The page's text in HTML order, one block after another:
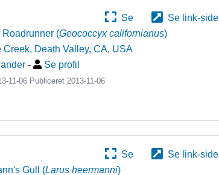
Se
Se link-side
Roadrunner (Geococcyx californianus)
Creek, Death Valley, CA, USA
- Se profil
11-06 Publiceret2013-11-06
Se
Se link-side
Gull
(Larus heermanni)